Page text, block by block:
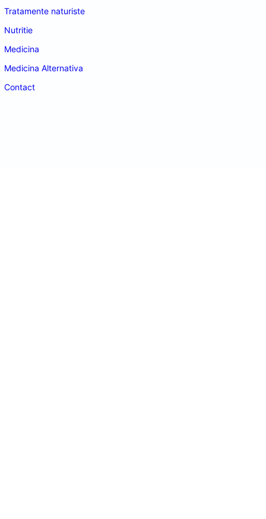
Tratamente naturiste
Nutritie
Medicina
Medicina Alternativa
Contact